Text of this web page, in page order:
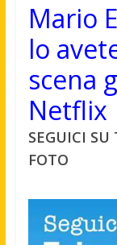
Mario
lo
scena
Netflix
SEGUICI SU
FOTO